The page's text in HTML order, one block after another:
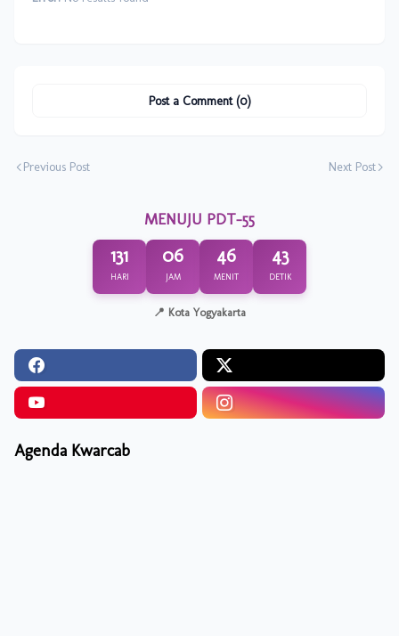
Post a Comment (0)
Previous Post Next Post
MENUJU PDT-55
131
HARI
06
JAM
46
MENIT
43
DETIK
📍 Kota Yogyakarta
Agenda Kwarcab